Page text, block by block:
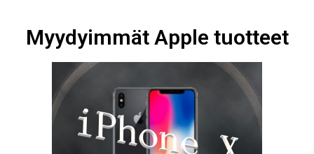
Myydyimmät Apple tuotteet